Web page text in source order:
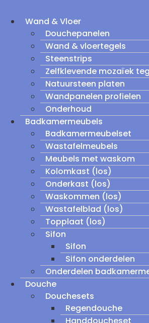
Wand & Vloer
Douchepanelen
Wand & vloertegels
Steenstrips
Zelfklevende mozaïek
Natuursteen platen
Wandpanelen profielen
Onderhoud
Badkamermeubels
Badkamermeubelset
Wastafelmeubels
Meubels met waskom
Kolomkast (los)
Onderkast (los)
Waskommen (los)
Wastafelblad (los)
Topplaat (los)
Sifon
Sifon
Sifon onderdelen
Onderdelen
Douche
Douchesets
Regendouche
Handdoucheset